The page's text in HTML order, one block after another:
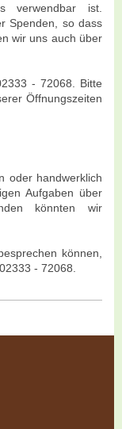
verwendbar ist.
Spenden, so dass
wir uns auch über
- 72068. Bitte
Öffnungszeiten
oder handwerklich
Aufgaben über
könnten wir
können,
- 72068.